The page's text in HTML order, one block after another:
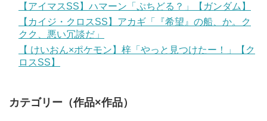
【アイマスSS】ハマーン「ぷちどる？」【ガンダム】
【カイジ・クロスSS】アカギ「『希望』の船、か。ク
クク、悪い冗談だ」
【 けいおん×ポケモン】梓「やっと見つけたー！」【ク
ロスSS】
カテゴリー（作品×作品）